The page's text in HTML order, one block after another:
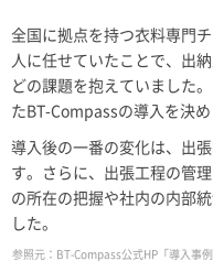
全国に拠点を持つ衣料専門
人に任せていたことで、出
どの課題を抱えていました
たBT-Compassの導入を決め
導入後の一番の変化は、出
す。さらに、出張工程の管
の所在の把握や社内の内部
した。
参照元：BT-Compass公式HP「導入